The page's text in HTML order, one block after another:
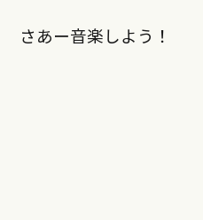
さあー音楽しよう！